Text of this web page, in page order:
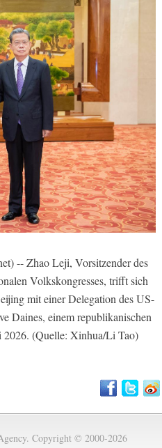
-- Zhao Leji, Vorsitzender des
Volkskongresses, trifft sich
mit einer Delegation des US-
Daines, einem republikanischen
2026. (Quelle: Xinhua/Li Tao)
Copyright © 2000-2026